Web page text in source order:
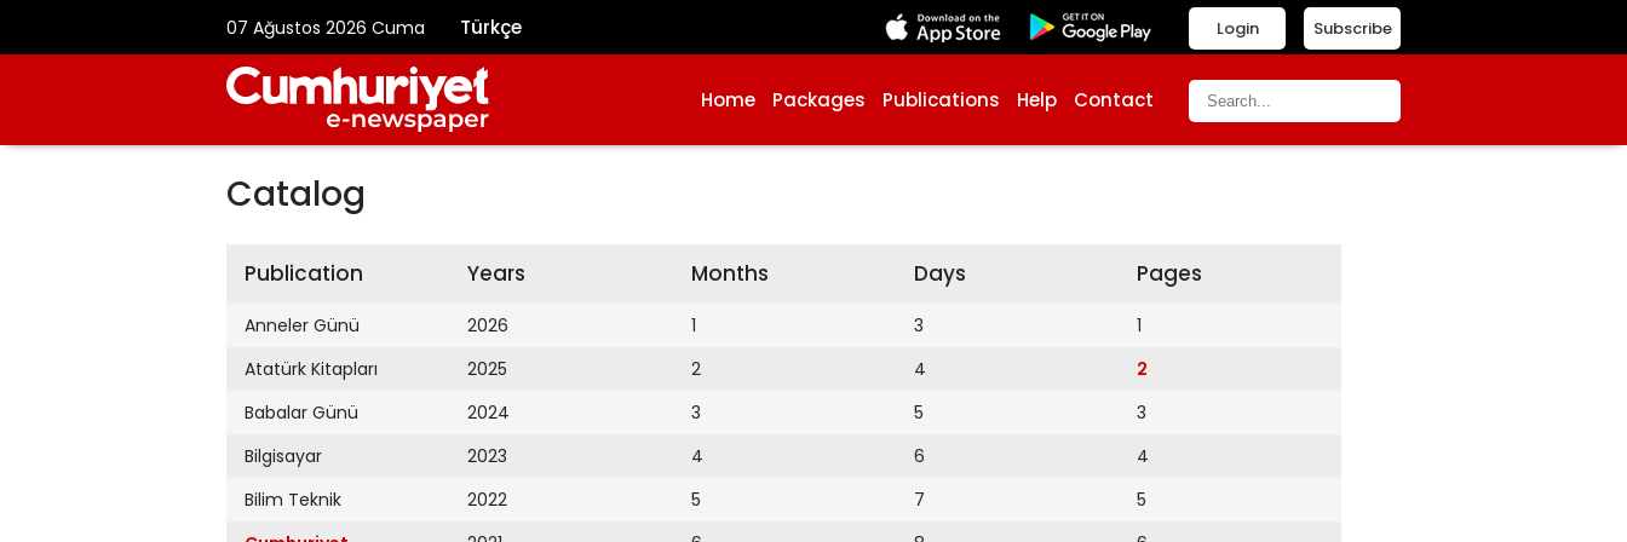
07 Ağustos 2026 Cuma Türkçe Subscribe
Login
Home Packages Publications Help Contact
Catalog
Publication
Anneler Günü
Atatürk Kitapları
Babalar Günü
Bilgisayar
Bilim Teknik
Years
2026
2025
2024
2023
2022
Months
1
2
3
4
5
Days
3
4
5
6
7
Pages
1
2
3
4
5